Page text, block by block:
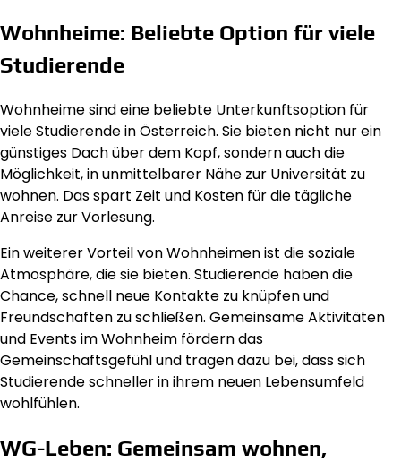
Wohnheime: Beliebte Option für viele
Studierende
Wohnheime sind eine beliebte Unterkunftsoption für
viele Studierende in Österreich. Sie bieten nicht nur ein
günstiges Dach über dem Kopf, sondern auch die
Möglichkeit, in unmittelbarer Nähe zur Universität zu
wohnen. Das spart Zeit und Kosten für die tägliche
Anreise zur Vorlesung.
Ein weiterer Vorteil von Wohnheimen ist die soziale
Atmosphäre, die sie bieten. Studierende haben die
Chance, schnell neue Kontakte zu knüpfen und
Freundschaften zu schließen. Gemeinsame Aktivitäten
und Events im Wohnheim fördern das
Gemeinschaftsgefühl und tragen dazu bei, dass sich
Studierende schneller in ihrem neuen Lebensumfeld
wohlfühlen.
WG-Leben: Gemeinsam wohnen,